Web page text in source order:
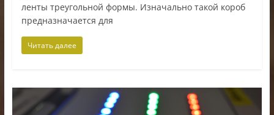
ленты треугольной формы. Изначально такой короб
предназначается для
Читать далее